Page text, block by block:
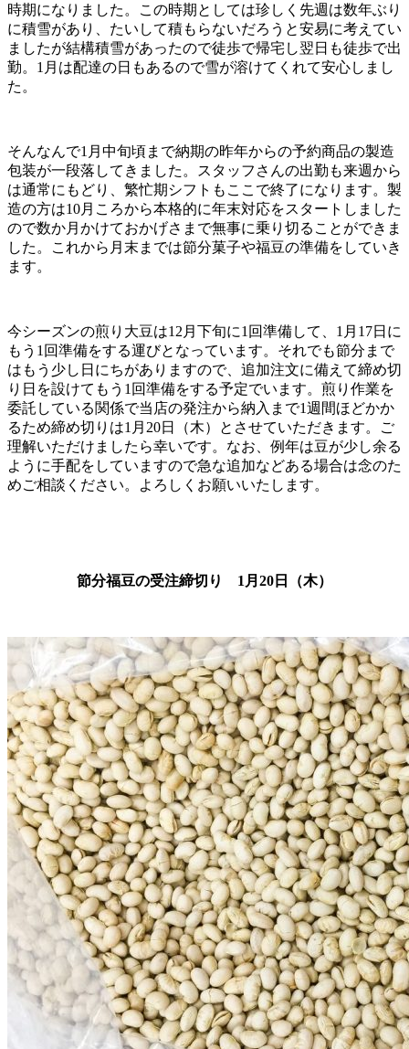
時期になりました。この時期としては珍しく先週は数年ぶり
に積雪があり、たいして積もらないだろうと安易に考えてい
ましたが結構積雪があったので徒歩で帰宅し翌日も徒歩で出
勤。1月は配達の日もあるので雪が溶けてくれて安心しまし
た。
そんなんで1月中旬頃まで納期の昨年からの予約商品の製造
包装が一段落してきました。スタッフさんの出勤も来週から
は通常にもどり、繁忙期シフトもここで終了になります。製
造の方は10月ころから本格的に年末対応をスタートしました
ので数か月かけておかげさまで無事に乗り切ることができま
した。これから月末までは節分菓子や福豆の準備をしていき
ます。
今シーズンの煎り大豆は12月下旬に1回準備して、1月17日に
もう1回準備をする運びとなっています。それでも節分まで
はもう少し日にちがありますので、追加注文に備えて締め切
り日を設けてもう1回準備をする予定でいます。煎り作業を
委託している関係で当店の発注から納入まで1週間ほどかか
るため締め切りは1月20日（木）とさせていただきます。ご
理解いただけましたら幸いです。なお、例年は豆が少し余る
ように手配をしていますので急な追加などある場合は念のた
めご相談ください。よろしくお願いいたします。
節分福豆の受注締切り 1月20日（木）